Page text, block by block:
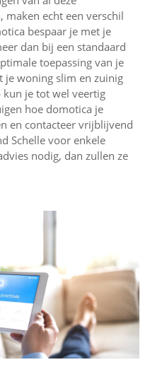
maken echt een verschil
bespaar je met je
dan bij een standaard
toepassing van je
je woning slim en zuinig
kun je tot wel veertig
hoe domotica je
en contacteer vrijblijvend
Schelle voor enkele
nodig, dan zullen ze